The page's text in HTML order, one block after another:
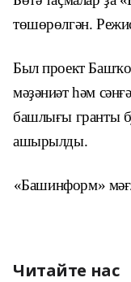
төшөрөлгән.
Был проект
мәҙәниәт һәм
башлығы гранты
ашырылды.
«Башинформ»
Читайте нас